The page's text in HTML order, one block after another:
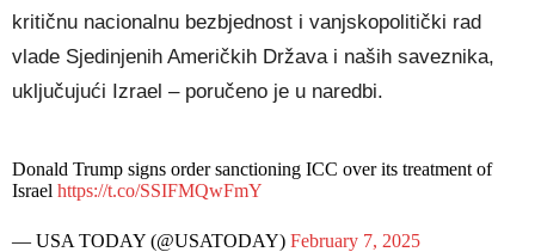
kritičnu nacionalnu bezbjednost i vanjskopolitički rad
vlade Sjedinjenih Američkih Država i naših saveznika,
uključujući Izrael – poručeno je u naredbi.
Donald Trump signs order sanctioning ICC over its treatment of
Israel https://t.co/SSIFMQwFmY
— USA TODAY (@USATODAY) February 7, 2025